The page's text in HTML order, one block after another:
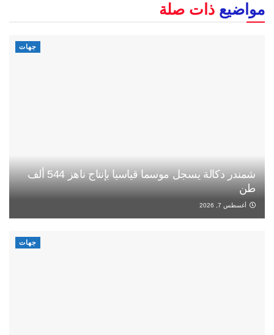
مواضيع ذات صلة
جهات
شمندر دكالة يسجل موسما قياسيا بإنتاج ناهز 544 ألف
طن
أغسطس 7, 2026
جهات